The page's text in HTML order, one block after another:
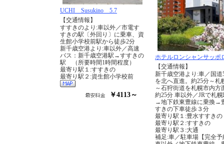
UCHI Susukino 5.7
【交通情報】
すすきのより:車以外／市電す
すきの駅〔外回り〕に乗車、資
生館小学校前駅から徒歩2分
新千歳空港より:車以外／高速
バス：新千歳空港駅→すすきの
駅 （所要時間1時間程度）
最寄り駅１:すすきの
最寄り駅２:資生館小学校前
￥4113～
ホテルロンシャンサッポ
【交通情報】
新千歳空港より:車／国道
を北へ直進。約25分～札
～石狩街道を札幌市内方
約25分 車以外／JRで札
→地下鉄東豊線に乗換→
すきの下車徒歩３分
最寄り駅１:豊水すすきの
最寄り駅２:すすきの
最寄り駅３:大通
補足:車／駐車場【完全予